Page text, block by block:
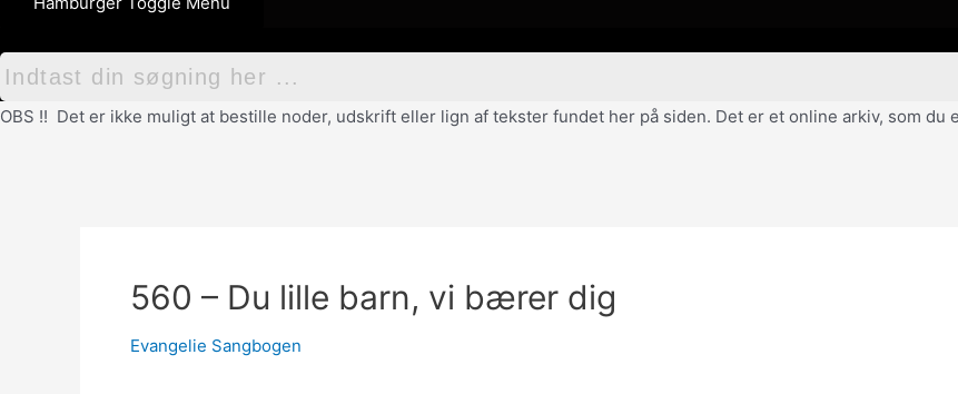
OBS !! Det er ikke muligt at bestille noder, udskrift eller lign af tekster fundet her på siden. Det er et online arkiv, som
560 – Du lille barn, vi bærer dig
Evangelie Sangbogen